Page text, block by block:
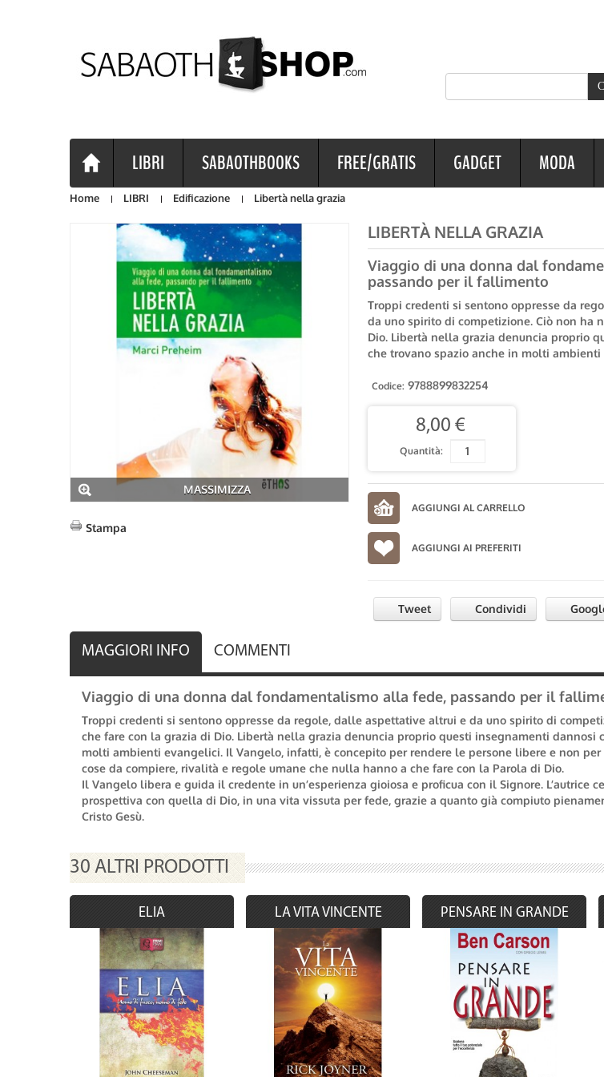
LIBRI SABAOTHBOOKS FREE/GRATIS GADGET MODA
Home LIBRI Edificazione Libertà nella grazia
MASSIMIZZA
Stampa
LIBERTÀ NELLA GRAZIA
Viaggio di una donna dal
passando per il fallimento
Troppi credenti si sentono oppresse da
da uno spirito di competizione. Ciò non ha
Dio. Libertà nella grazia denuncia proprio
che trovano spazio anche in molti
Codice: 9788899832254
8,00 €
Quantità:
AGGIUNGI AI PREFERITI
Tweet Condividi
MAGGIORI INFO COMMENTI
Viaggio di una donna dal fondamentalismo alla fede, passando per il
Troppi credenti si sentono oppresse da regole, dalle aspettative altrui e da uno spirito di
che fare con la grazia di Dio. Libertà nella grazia denuncia proprio questi insegnamenti dannosi
molti ambienti evangelici. Il Vangelo, infatti, è concepito per rendere le persone libere e non
cose da compiere, rivalità e regole umane che nulla hanno a che fare con la Parola di Dio.
Il Vangelo libera e guida il credente in un’esperienza gioiosa e proficua con il Signore. L’autrice
prospettiva con quella di Dio, in una vita vissuta per fede, grazie a quanto già compiuto
Cristo Gesù.
30 ALTRI PRODOTTI
ELIA LA VITA VINCENTE PENSARE IN GRANDE